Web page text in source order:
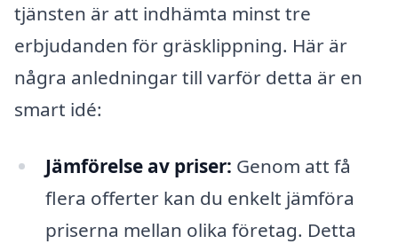
tjänsten är att indhämta minst tre
erbjudanden för gräsklippning. Här är
några anledningar till varför detta är en
smart idé:
Jämförelse av priser: Genom att få
flera offerter kan du enkelt jämföra
priserna mellan olika företag. Detta